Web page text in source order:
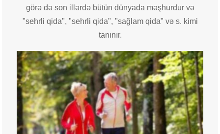
görə də son illərdə bütün dünyada məşhurdur və
"sehrli qida", "sehrli qida", "sağlam qida" və s. kimi
tanınır.